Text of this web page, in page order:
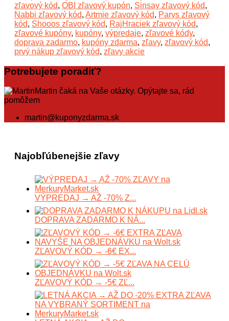
zľavový kód, OBI zľavový kupón, Sinsay zľavový kód,
Nabbi zľavový kód, Artmie zľavový kód, Parys zľavový
kód, Shooos zľavový kód, RajHraciek zľavový kód,
zľavové kupóny, kupóny, výpredaje, zľavové kódy,
doprava zadarmo, kupóny zdarma, zľavy, zľavový kód,
prvý nákup zľavový kód, zľavy akcie
Potrebujete poradiť?
Martin čaká na Vaše otázky. Opýtajte sa, rád
pomôžem
martin@kuponyzdarma.sk
Najobľúbenejšie zľavy
VÝPREDAJ → AŽ -70% Z...
DOPRAVA ZADARMO K NÁ...
ZĽAVOVÝ KÓD → -6€ EX...
ZĽAVOVÝ KÓD → -5€ ZĽ...